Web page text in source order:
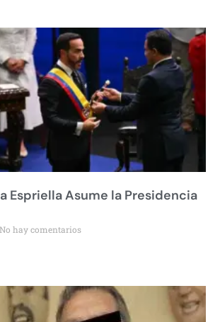
Espriella Asume la Presidencia
No hay comentarios